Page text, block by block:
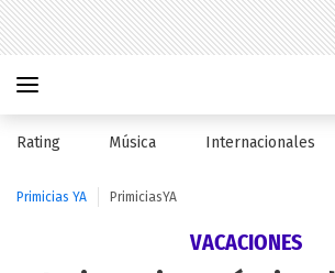
Rating Música Internacionales
Primicias YA PrimiciasYA
VACACIONES